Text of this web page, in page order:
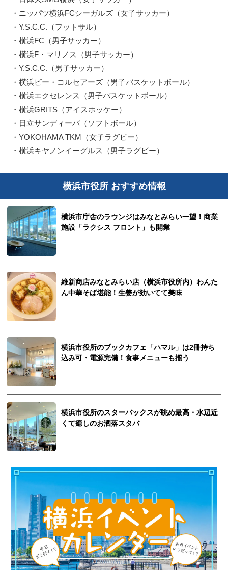
・ニッパツ横浜FCシーガルズ（女子サッカー）
・Y.S.C.C.（フットサル）
・横浜FC（男子サッカー）
・横浜F・マリノス（男子サッカー）
・Y.S.C.C.（男子サッカー）
・横浜ビー・コルセアーズ（男子バスケットボール）
・横浜エクセレンス（男子バスケットボール）
・横浜GRITS（アイスホッケー）
・日立サンディーバ（ソフトボール）
・YOKOHAMA TKM（女子ラグビー）
・横浜キヤノンイーグルス（男子ラグビー）
横浜市役所 おすすめ情報
横浜市庁舎のラウンジはみなとみらい一望！商業
施設「ラクシス フロント」も開業
維新商店みなとみらい店（横浜市役所内）わんた
ん中華そば堪能！生姜が効いてて美味
横浜市役所のブックカフェ「ハマル」は2冊持ち
込み可・電源完備！食事メニューも揃う
横浜市役所のスターバックスが眺め最高・水辺近
くて癒しのお洒落スタバ